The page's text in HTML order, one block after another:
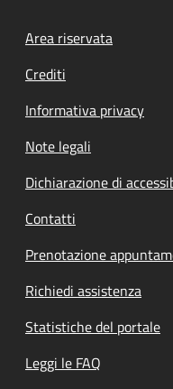
Footer menu
Area riservata
Crediti
Informativa privacy
Note legali
Dichiarazione di
Contatti
Prenotazione
Richiedi assistenza
Statistiche del portale
Leggi le FAQ